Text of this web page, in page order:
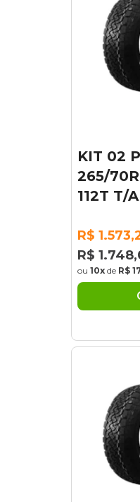
KIT 02
265/
112T T/
R$
R$
ou 10x de R$